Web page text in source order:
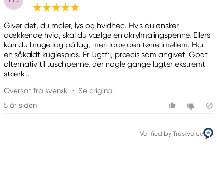
Giver det, du maler, lys og hvidhed. Hvis du ønsker
dækkende hvid, skal du vælge en akrylmalingspenne. Ellers
kan du bruge lag på lag, men lade den tørre imellem. Har
en såkaldt kuglespids. Er lugtfri, præcis som angivet. Godt
alternativ til tuschpenne, der nogle gange lugter ekstremt
stærkt.
Oversat fra svensk • Se original
5 år siden
Verified by Trustvoice